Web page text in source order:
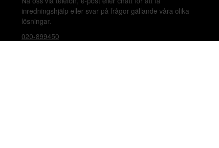
inredningshjälp eller svar på frågor gällande våra olika
lösningar.
020-899450